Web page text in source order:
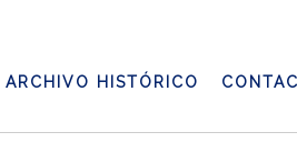
ARCHIVO HISTÓRICO